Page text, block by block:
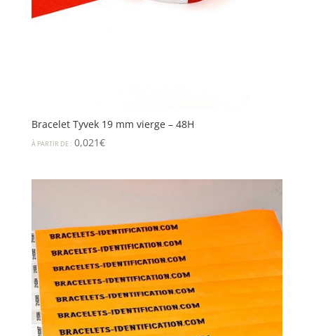
Bracelet Tyvek 19 mm vierge – 48H
À PARTIR DE : 0,021€